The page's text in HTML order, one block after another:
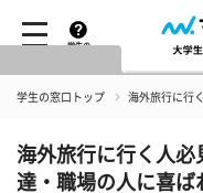
学生の
学生の窓口トップ 海外旅行に行
海外旅行に行く人必
達・職場の人に喜ば